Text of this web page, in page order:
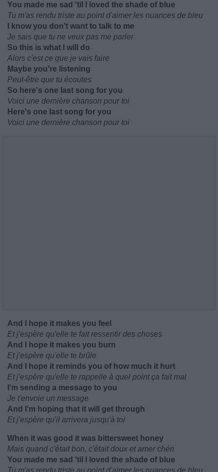
You made me sad 'til I loved the shade of blue
Tu m'as rendu triste au point d'aimer les nuances de bleu
I know you don't want to talk to me
Je sais que tu ne veux pas me parler
So this is what I will do
Alors c'est ce que je vais faire
Maybe you're listening
Peut-être que tu écoutes
So here's one last song for you
Voici une dernière chanson pour toi
Here's one last song for you
Voici une dernière chanson pour toi
And I hope it makes you feel
Et j'espère qu'elle te fait ressentir des choses
And I hope it makes you burn
Et j'espère qu'elle te brûle
And I hope it reminds you of how much it hurt
Et j'espère qu'elle te rappelle à quel point ça fait mal
I'm sending a message to you
Je t'envoie un message
And I'm hoping that it will get through
Et j'espère qu'il arrivera jusqu'à toi
When it was good it was bittersweet honey
Mais quand c'était bon, c'était doux et amer chéri
You made me sad 'til I loved the shade of blue
Tu m'as rendu triste au point d'aimer les nuances de bleu